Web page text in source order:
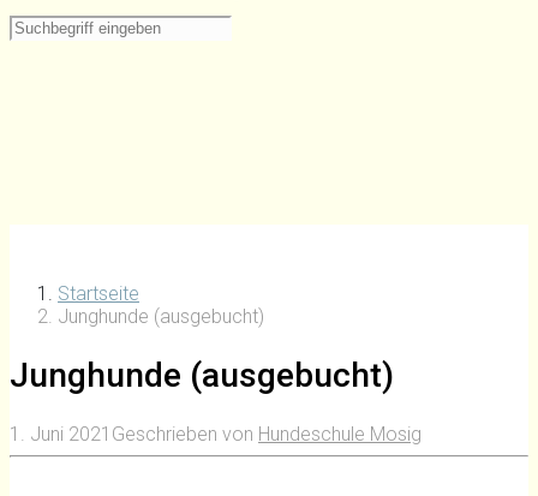
Startseite
Junghunde (ausgebucht)
Junghunde (ausgebucht)
1. Juni 2021 Geschrieben von Hundeschule Mosig